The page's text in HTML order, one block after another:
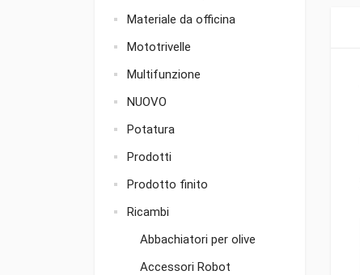
Materiale da officina
Mototrivelle
Multifunzione
NUOVO
Potatura
Prodotti
Prodotto finito
Ricambi
Abbachiatori per olive
Accessori Robot